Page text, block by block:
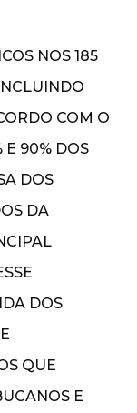
NOS 185
COM O
E 90% DOS
DOS
DA
DOS
QUE
E